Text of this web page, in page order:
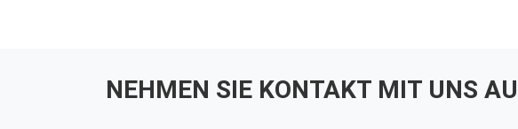
NEHMEN SIE KONTAKT MIT UNS